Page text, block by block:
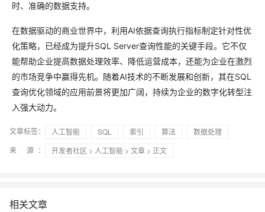
时、准确的数据支持。
在数据驱动的商业世界中，利用AI依据查询执行指标制定针对性优
化策略，已经成为提升SQL Server查询性能的关键手段。它不仅
能帮助企业提高数据处理效率、降低运营成本，还能为企业在激烈
的市场竞争中赢得先机。随着AI技术的不断发展和创新，其在SQL
查询优化领域的应用前景将更加广阔，持续为企业的数字化转型注
入强大动力。
文章标签： 人工智能 SQL 索引 算法
数据处理
来 源：
开发者社区 > 人工智能 > 文章 > 正文
相关文章